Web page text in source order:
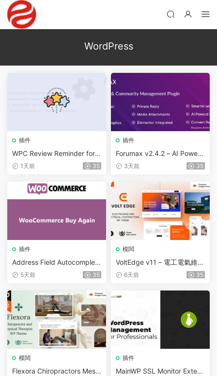
WordPress
插件
WPC Review Reminder for
WooCommerce v1.0.4
1天前 35
插件
Forumax v2.4.2 – AI Powere
d Advanced Community For
3天前 35
插件
Address Field Autocomplete
For WooCommerce v1.3.2
5天前 35
模闆
VoltEdge v11 – 電工電氣維修
WordPress 主題
6天前 35
模闆
Flexora Chiropractors Mess
插件
MainWP SSL Monitor Extens